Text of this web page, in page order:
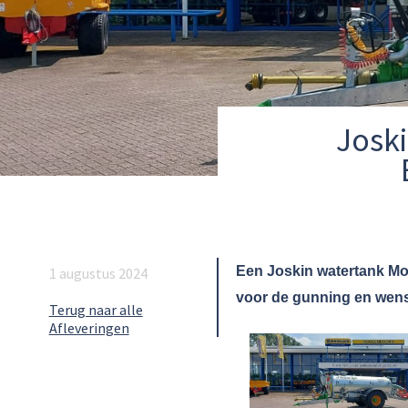
1 augustus 2024
Terug naar alle
Afleveringen
Een Joskin watertank
voor de gunning en